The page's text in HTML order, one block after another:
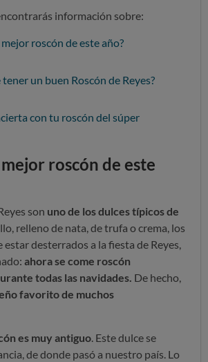
información sobre:
mejor roscón de este año?
tener un buen Roscón de Reyes?
con tu roscón del súper
roscón de este
son uno de los dulces típicos de
relleno de nata, de trufa o crema, los
estar desterrados a la fiesta de Reyes,
ahora se come roscón
todas las navidades. De hecho,
favorito de muchos
es muy antiguo . Este dulce se
de donde pasó a nuestro país. Lo